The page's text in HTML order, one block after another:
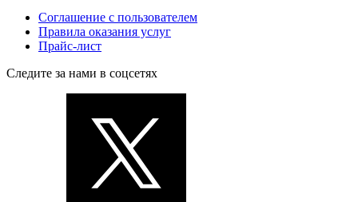
Соглашение с пользователем
Правила оказания услуг
Прайс-лист
Следите за нами в соцсетях